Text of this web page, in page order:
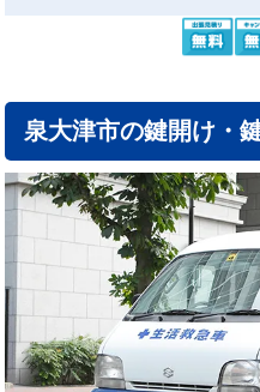
泉大津市の鍵開け・